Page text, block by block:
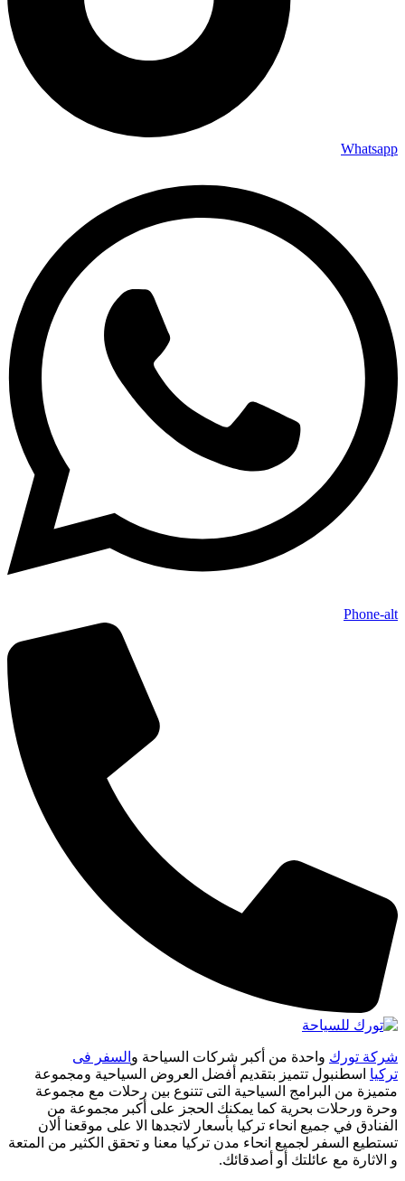
Whatsapp
Phone-alt
شركة تورك واحدة من أكبر شركات السياحة و السفر فى
تركيا اسطنبول تتميز بتقديم أفضل العروض السياحية ومجموعة
متميزة من البرامج السياحية التى تتنوع بين رحلات مع مجموعة
وحرة ورحلات بحرية كما يمكنك الحجز على أكبر مجموعة من
الفنادق في جميع انحاء تركيا بأسعار لاتجدها الا على موقعنا ألان
تستطيع السفر لجميع انحاء مدن تركيا معنا و تحقق الكثير من المتعة
و الاثارة مع عائلتك أو أصدقائك.